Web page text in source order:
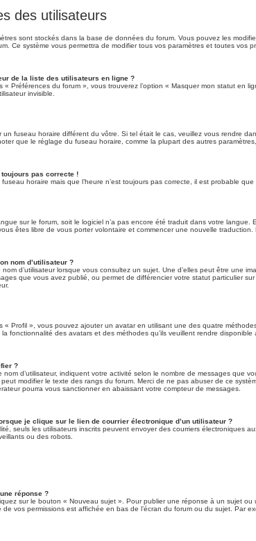
des utilisateurs
sont stockés dans la base de données du forum. Vous pouvez les
Ce système vous permettra de modifier tous vos paramètres et toutes vos
de la liste des utilisateurs en ligne ?
« Préférences du forum », vous trouverez l’option « Masquer mon statut
invisible.
un fuseau horaire différent du vôtre. Si tel était le cas, veuillez vous rendre
que le réglage du fuseau horaire, comme la plupart des autres
toujours pas correcte !
horaire mais que l’heure n’est toujours pas correcte, il est probable
sur le forum, soit le logiciel n’a pas encore été traduit dans votre
êtes libre de vous porter volontaire et commencer une nouvelle
nom d’utilisateur ?
d’utilisateur lorsque vous consultez un sujet. Une d’elles peut être une
que vous avez publié, ou permet de différencier votre statut particulier
« Profil », vous pouvez ajouter un avatar en utilisant une des quatre
fonctionnalité des avatars et des méthodes qu’ils veuillent rendre
?
d’utilisateur, indiquent votre activité selon le nombre de messages que
modifier le texte des rangs du forum. Merci de ne pas abuser de ce
pourra vous sanctionner en abaissant votre compteur de messages.
je clique sur le lien de courrier électronique d’un utilisateur ?
seuls les utilisateurs inscrits peuvent envoyer des courriers électroniques
ou des robots.
réponse ?
sur le bouton « Nouveau sujet ». Pour publier une réponse à un sujet
vos permissions est affichée en bas de l’écran du forum ou du sujet.